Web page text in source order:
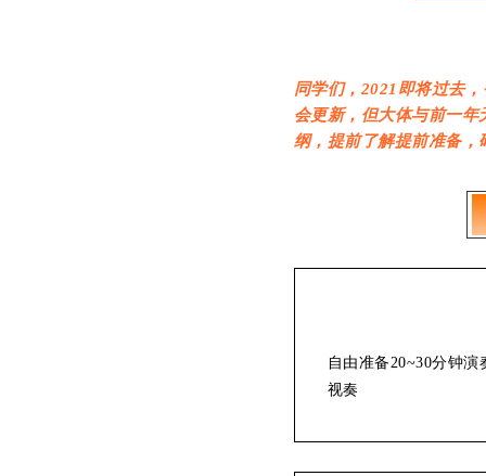
同学们，2021即将过去
会更新，但大体与前一
纲，提前了解提前准备，
自由准备20~30分钟演
视奏